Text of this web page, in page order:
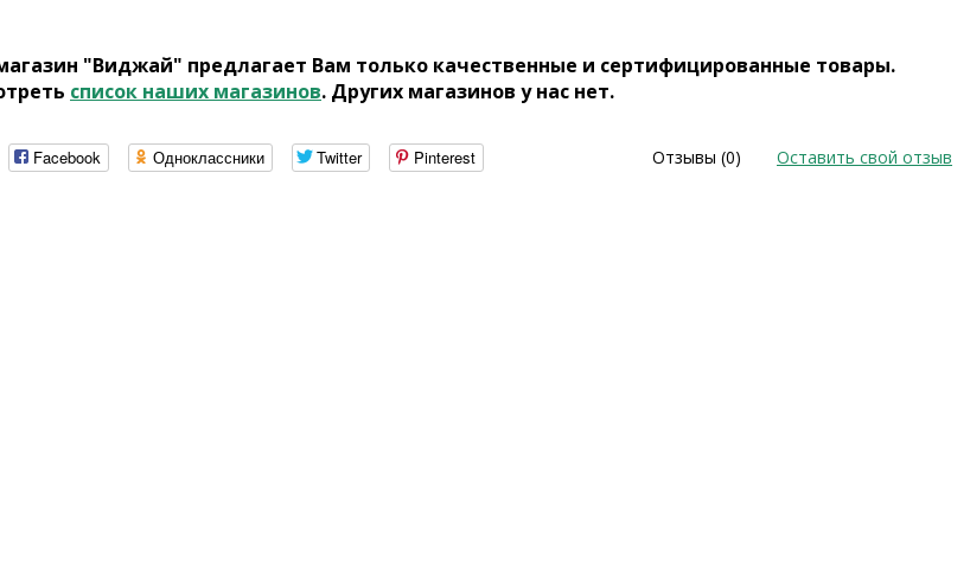
"Виджай" предлагает Вам только качественные и сертифицированные товары.
список наших магазинов. Других магазинов у нас нет.
Facebook Одноклассники Twitter Pinterest Отзывы (0) Оставить свой отзыв